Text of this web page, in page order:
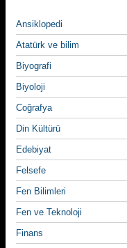
Ansiklopedi
Atatürk ve bilim
Biyografi
Biyoloji
Coğrafya
Din Kültürü
Edebiyat
Felsefe
Fen Bilimleri
Fen ve Teknoloji
Finans